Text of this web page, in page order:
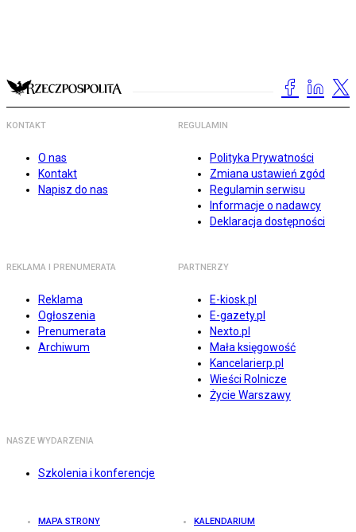
KONTAKT
O nas
Kontakt
Napisz do nas
REGULAMIN
Polityka Prywatności
Zmiana ustawień zgód
Regulamin serwisu
Informacje o nadawcy
Deklaracja dostępności
REKLAMA I PRENUMERATA
Reklama
Ogłoszenia
Prenumerata
Archiwum
PARTNERZY
E-kiosk.pl
E-gazety.pl
Nexto.pl
Mała księgowość
Kancelarierp.pl
Wieści Rolnicze
Życie Warszawy
NASZE WYDARZENIA
Szkolenia i konferencje
MAPA STRONY KALENDARIUM